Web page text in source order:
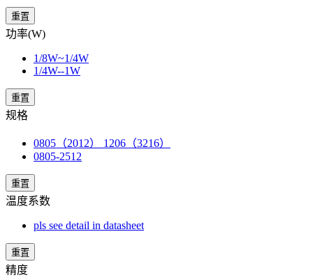
重置
功率(W)
1/8W~1/4W
1/4W--1W
重置
规格
0805（2012） 1206（3216）
0805-2512
重置
温度系数
pls see detail in datasheet
重置
精度